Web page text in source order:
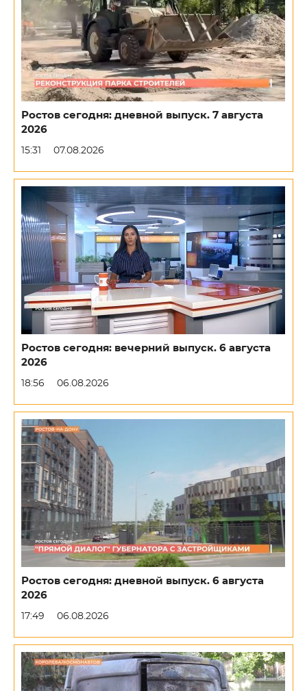
Ростов сегодня: дневной выпуск. 7 августа
2026
15:31 07.08.2026
Ростов сегодня: вечерний выпуск. 6 августа
2026
18:56 06.08.2026
Ростов сегодня: дневной выпуск. 6 августа
2026
17:49 06.08.2026